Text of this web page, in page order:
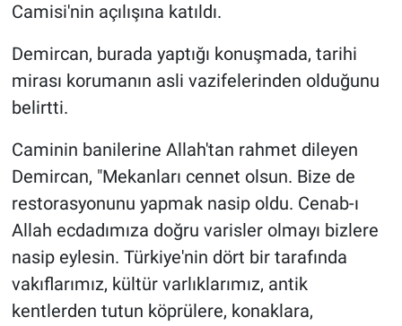
Camisi'nin açılışına katıldı.
Demircan, burada yaptığı konuşmada, tarihi
mirası korumanın asli vazifelerinden olduğunu
belirtti.
Caminin banilerine Allah'tan rahmet dileyen
Demircan, "Mekanları cennet olsun. Bize de
restorasyonunu yapmak nasip oldu. Cenab-ı
Allah ecdadımıza doğru varisler olmayı bizlere
nasip eylesin. Türkiye'nin dört bir tarafında
vakıflarımız, kültür varlıklarımız, antik
kentlerden tutun köprülere, konaklara,